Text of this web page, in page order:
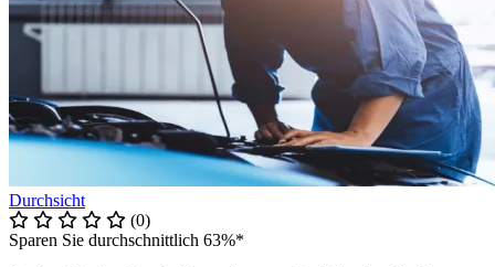
Durchsicht
(0)
Sparen Sie durchschnittlich 63%*